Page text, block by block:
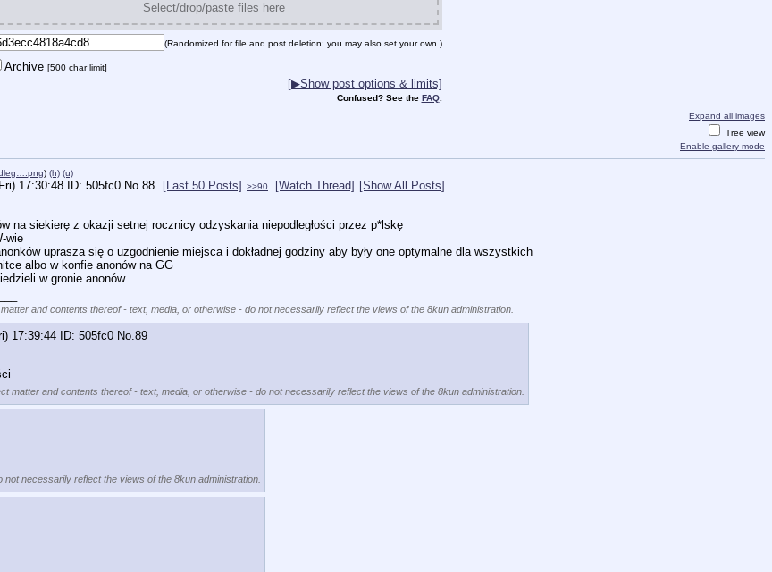
Select/drop/paste files here
(Randomized for file and post deletion; you may also set your own.)
Archive [500 char limit]
[▶Show post options & limits]
Confused? See the FAQ.
Expand all images
Tree view
Enable gallery mode
) (h) (u)
17:30:48 505fc0 No. 88 [Last 50 Posts] >>90 [Watch Thread] [Show All Posts]
na siekierę z okazji setnej rocznicy odzyskania niepodległości przez p*lskę
wie
uprasza się o uzgodnienie miejsca i dokładnej godziny aby były one optymalne dla wszystkich
albo w konfie anonów na GG
w gronie anonów
and contents thereof - text, media, or otherwise - do not necessarily reflect the views of the 8kun administration.
17:39:44 505fc0 No. 89
matter and contents thereof - text, media, or otherwise - do not necessarily reflect the views of the 8kun administration.
necessarily reflect the views of the 8kun administration.